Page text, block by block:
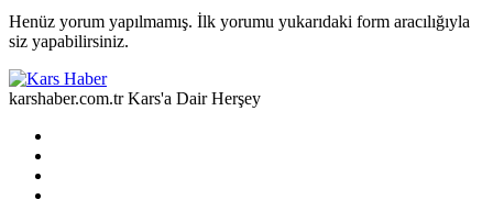
Henüz yorum yapılmamış. İlk yorumu yukarıdaki form aracılığıyla
siz yapabilirsiniz.
karshaber.com.tr Kars'a Dair Herşey